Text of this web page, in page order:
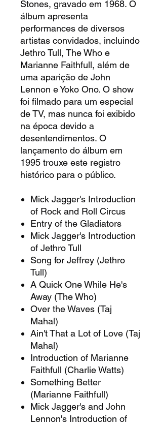
Stones, gravado em 1968. O
álbum apresenta
performances de diversos
artistas convidados, incluindo
Jethro Tull, The Who e
Marianne Faithfull, além de
uma aparição de John
Lennon e Yoko Ono. O show
foi filmado para um especial
de TV, mas nunca foi exibido
na época devido a
desentendimentos. O
lançamento do álbum em
1995 trouxe este registro
histórico para o público.
Mick Jagger's Introduction
of Rock and Roll Circus
Entry of the Gladiators
Mick Jagger's Introduction
of Jethro Tull
Song for Jeffrey (Jethro
Tull)
A Quick One While He's
Away (The Who)
Over the Waves (Taj
Mahal)
Ain't That a Lot of Love (Taj
Mahal)
Introduction of Marianne
Faithfull (Charlie Watts)
Something Better
(Marianne Faithfull)
Mick Jagger's and John
Lennon's Introduction of